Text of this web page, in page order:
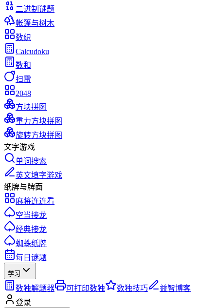
二进制谜题
帐篷与树木
数织
Calcudoku
数和
扫雷
2048
方块拼图
重力方块拼图
旋转方块拼图
文字游戏
单词搜索
英文填字游戏
纸牌与牌面
麻将连连看
空当接龙
经典接龙
蜘蛛纸牌
每日谜题
学习
数独解题器 可打印数独 数独技巧
益智博客
登录